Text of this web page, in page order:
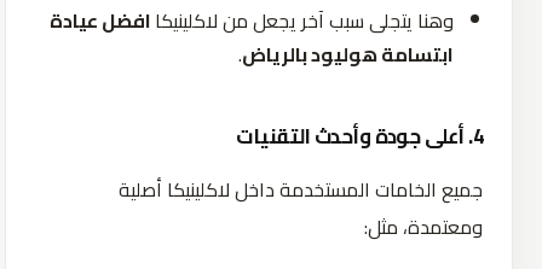
وهنا يتجلى سبب آخر يجعل من لاكلينيكاافضل عيادة
ابتسامة هوليود بالرياض.
4. أعلىجودةوأحدثالتقنيات
جميع الخامات المستخدمة داخل لاكلينيكا أصلية
ومعتمدة، مثل: